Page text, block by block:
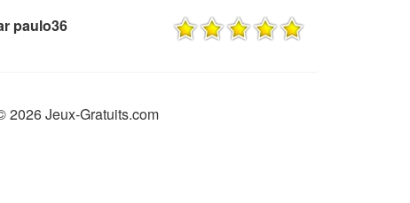
paulo36
2026 Jeux-Gratuits.com